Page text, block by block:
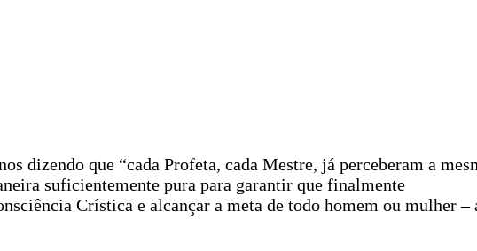
dizendo que “cada Profeta, cada Mestre, já perceberam a
suficientemente pura para garantir que finalmente
Crística e alcançar a meta de todo homem ou mulher –